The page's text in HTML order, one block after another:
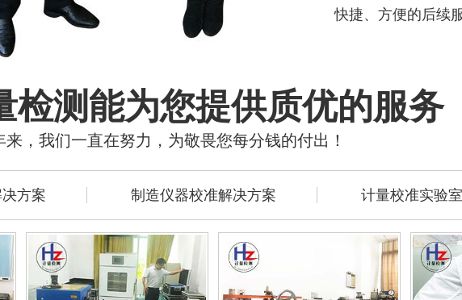
快捷、方便的后续
检测能为您提供质优的服务
来，我们一直在努力，为敬畏您每分钱的付出！
方案 制造仪器校准解决方案 计量校准实验室